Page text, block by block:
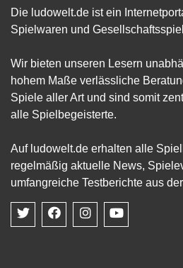
Die ludowelt.de ist ein
Spielwaren und
Wir bieten unseren Lesern
hohem Maße verlässliche
Spiele aller Art und sind somit
alle Spielbegeisterte.
Auf ludowelt.de erhalten alle
regelmäßig aktuelle News,
umfangreiche Testberichte aus